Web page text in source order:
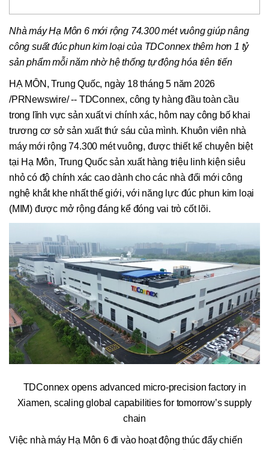
Nhà máy Hạ Môn 6 mới rộng 74.300 mét vuông giúp nâng
công suất đúc phun kim loại của TDConnex thêm hơn 1 tỷ
sản phẩm mỗi năm nhờ hệ thống tự động hóa tiên tiến
HẠ MÔN, Trung Quốc, ngày 18 tháng 5 năm 2026
/PRNewswire/ -- TDConnex, công ty hàng đầu toàn cầu
trong lĩnh vực sản xuất vi chính xác, hôm nay công bố khai
trương cơ sở sản xuất thứ sáu của mình. Khuôn viên nhà
máy mới rộng 74.300 mét vuông, được thiết kế chuyên biệt
tại Hạ Môn, Trung Quốc sản xuất hàng triệu linh kiện siêu
nhỏ có độ chính xác cao dành cho các nhà đổi mới công
nghệ khắt khe nhất thế giới, với năng lực đúc phun kim loại
(MIM) được mở rộng đáng kể đóng vai trò cốt lõi.
TDConnex opens advanced micro-precision factory in
Xiamen, scaling global capabilities for tomorrow’s supply
chain
Việc nhà máy Hạ Môn 6 đi vào hoạt động thúc đẩy chiến